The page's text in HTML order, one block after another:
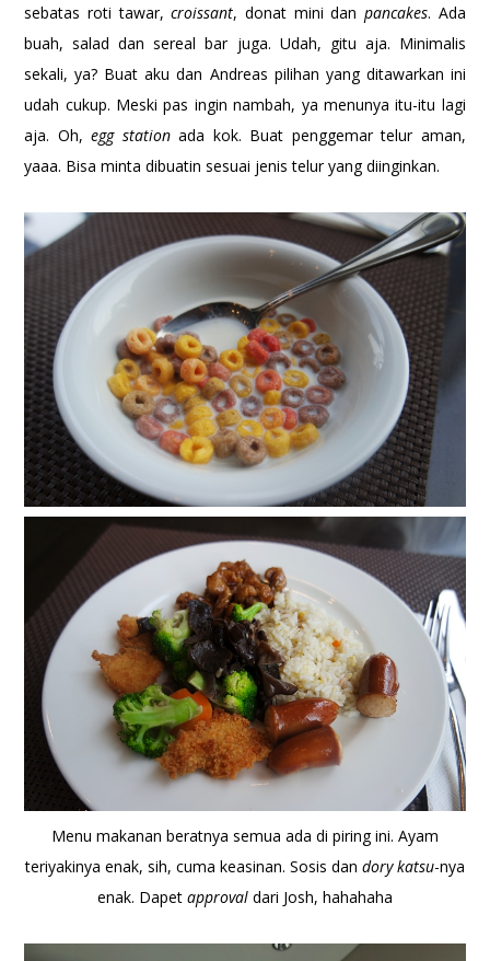
sebatas roti tawar,croissant, donat mini dan pancakes. Ada
buah, salad dan sereal bar juga. Udah, gitu aja. Minimalis
sekali, ya? Buat aku dan Andreas pilihan yang ditawarkan ini
udah cukup. Meski pas ingin nambah, ya menunya itu-itu lagi
aja. Oh,egg stationada kok. Buat penggemar telur aman,
yaaa. Bisa minta dibuatin sesuai jenis telur yang diinginkan.
Menu makanan beratnya semua ada di piring ini. Ayam
teriyakinya enak, sih, cuma keasinan. Sosis dan dory katsu-nya
enak. Dapet approval dari Josh, hahahaha